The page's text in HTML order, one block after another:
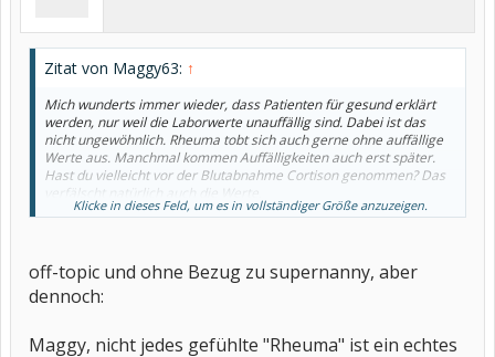
Zitat von Maggy63: ↑
Mich wunderts immer wieder, dass Patienten für gesund erklärt
werden, nur weil die Laborwerte unauffällig sind. Dabei ist das
nicht ungewöhnlich. Rheuma tobt sich auch gerne ohne auffällige
Werte aus. Manchmal kommen Auffälligkeiten auch erst später.
Hast du vielleicht vor der Blutabnahme Cortison genommen? Das
verfälscht natürlich auch die Werte.
Vielleicht kann dir dein Hausarzt noch mal Cortison verschreiben.
Was ich aber noch loswerden muss: Psychosomatisch heißt nicht
psychisch krank! Gehört aber mittlerweile auch zu meinen
'Aufregwörtern'
Klicke in dieses Feld, um es in vollständiger Größe anzuzeigen.
off-topic und ohne Bezug zu supernanny, aber
dennoch:
Maggy, nicht jedes gefühlte "Rheuma" ist ein echtes